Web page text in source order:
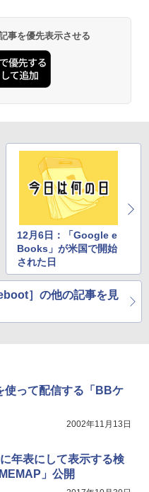
事を優先表示させる
12月6日：「Google e
Books」が米国で開始
された日
］の他の記事を見
使って配信する「BBケ
2002年11月13日
年表にして表示する検
」公開